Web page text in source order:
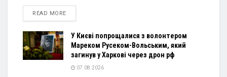
READ MOREDETAILS
У Києві попрощалися з волонтером
Мареком Русеком-Вольським, який
загинув у Харкові через дрон рф
07.08.2026